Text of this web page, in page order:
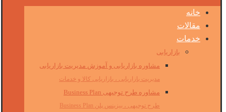
خانه
مقالات
خدمات
بازاریابی
مشاوره بازاریابی و آموزش مدیریت بازاریابی
مدیریت بازاریابی ، بازاریابی کالا و خدمات
مشاوره طرح توجیهی Business Plan
طرح توجیهی ، بیزینس پلن Business Plan